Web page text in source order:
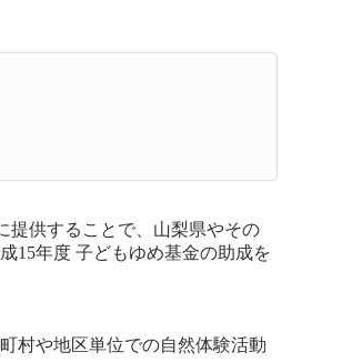
提供することで、山梨県やその
15年度 子どもゆめ基金の助成を
や地区単位での自然体験活動